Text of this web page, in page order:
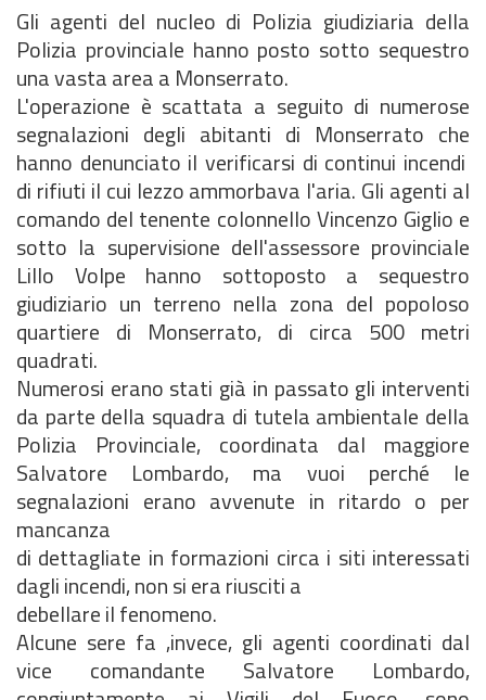
Gli agenti del nucleo di Polizia giudiziaria della
Polizia provinciale hanno posto sotto sequestro
una vasta area a Monserrato.
L'operazione è scattata a seguito di numerose
segnalazioni degli abitanti di Monserrato che
hanno denunciato il verificarsi di continui incendi
di rifiuti il cui lezzo ammorbava l'aria. Gli agenti al
comando del tenente colonnello Vincenzo Giglio e
sotto la supervisione dell'assessore provinciale
Lillo Volpe hanno sottoposto a sequestro
giudiziario un terreno nella zona del popoloso
quartiere di Monserrato, di circa 500 metri
quadrati.
Numerosi erano stati già in passato gli interventi
da parte della squadra di tutela ambientale della
Polizia Provinciale, coordinata dal maggiore
Salvatore Lombardo, ma vuoi perché le
segnalazioni erano avvenute in ritardo o per
mancanza
di dettagliate in formazioni circa i siti interessati
dagli incendi, non si era riusciti a
debellare il fenomeno.
Alcune sere fa ,invece, gli agenti coordinati dal
vice comandante Salvatore Lombardo,